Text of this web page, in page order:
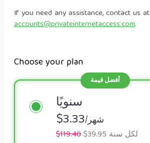
If you need any assistance, contact us at
accounts@privateinternetaccess.com.
Choose your plan
سنويًا
$3.33 /شهر
$119.40 $39.95 لكل سنة